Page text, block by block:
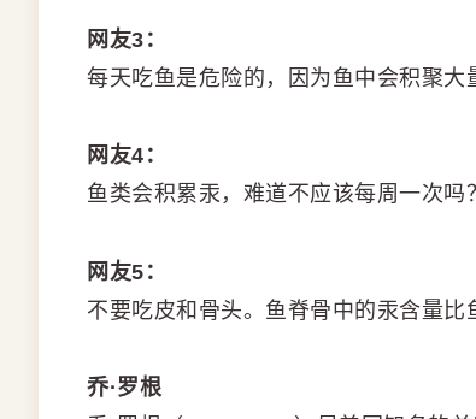
网友3：
每天吃鱼是危险的，因为鱼中会积聚大
网友4：
鱼类会积累汞，难道不应该每周一次吗？
网友5：
不要吃皮和骨头。鱼脊骨中的汞含量比
乔·罗根